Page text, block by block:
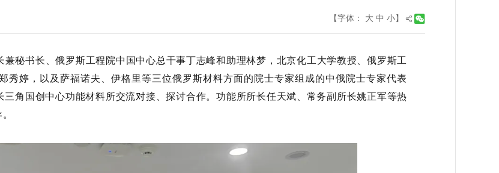
【字体： 大 中 小】
兼秘书长、俄罗斯工程院中国中心总干事丁志峰和助理林梦，北京化工大学教授、俄罗斯工
秀婷 ，以及萨福诺夫、伊格里等三位俄罗斯材料方面的院士专家组成的中俄院士专家代表
角国创中心功能材料所交流对接、探讨合作。功能所所长任天斌、常务副所长姚正军等热